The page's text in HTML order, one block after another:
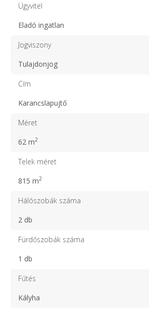
Ügyvitel
Eladó ingatlan
Jogviszony
Tulajdonjog
Cím
Karancslapujtő
Méret
62 m2
Telek méret
815 m2
Hálószobák száma
2 db
Fürdőszobák száma
1 db
Fűtés
Kályha